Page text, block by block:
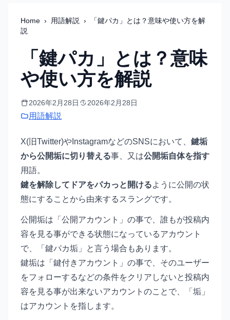
Home › 用語解説 ›
「鍵パカ」とは？意味や使い方を解
説
「鍵パカ」とは？意味
や使い方を解説
2026年2月28日 2026年2月28日
用語解説
X(旧Twitter)やInstagramなどのSNSにおいて、 鍵垢
から公開垢に切り替える事、又は公開垢自体を指す
用語。
鍵を解除してドアをパカっと開けるように公開の状
態にすることから由来するスラングです。
公開垢は「公開アカウント」の事で、誰もが投稿内
容を見る事ができる状態になっているアカウント
で、「鍵パカ垢」と言う場合もあります。
鍵垢は「鍵付きアカウント」の事で、そのユーザー
をフォローするなどの条件をクリアしないと投稿内
容を見る事が出来ないアカウントのことで、「垢」
はアカウントを指します。